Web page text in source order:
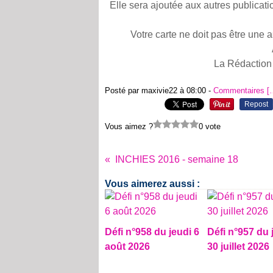
Elle sera ajoutée aux autres
Votre carte ne doit pas être une
La
Posté par maxivie22 à 08:00 - Commentaires [
Repost
Vous aimez ? 0 vote
INCHIES 2016 - semaine 18
Vous aimerez aussi :
Défi n°958 du jeudi 6
août 2026
Défi n°957 du
30 juillet 2026